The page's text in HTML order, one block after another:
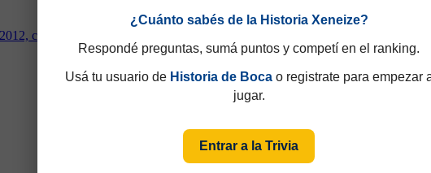
con videos completos de todos los partidos
¿Cuánto sabés de la Historia Xeneize?
Respondé preguntas, sumá puntos y competí en el ranking.
Usá tu usuario de Historia de Bocao registrate para empezar
jugar.
Entrar a la Trivia